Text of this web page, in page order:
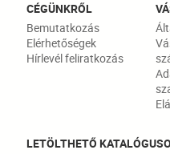
CÉGÜNKRŐL
Bemutatkozás
Elérhetőségek
Hírlevél feliratkozás
LETÖLTHETŐ